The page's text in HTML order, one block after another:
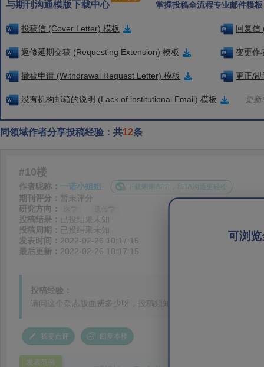
与期刊沟通模版下载中心 掌握投稿全流程专业邮件模
投稿信 (Cover Letter) 模板 回复信
返修延期交稿 (Requesting Extension) 模板 变更作
撤稿申请 (Withdrawal Request Letter) 模板 更正/
没有机构邮箱的说明 (Lack of institutional Email) 模板 更
同领域作者分享投稿经验：共12条
可浏
#10楼
作者昵称： 一诺小姐姐 下载蝌蝌APP，和TA沟通更轻松
期刊评分： 暂未评分
研究方向：
投稿结果： 已投结果未知
投稿周期： 已投结果未知
发表时间： 2022-02-26 10:17:15
最后更新： 2022-02-26 10:17:15
投稿经验：
请问这个杂志版面费多少呀，投稿须知里没找到
我要点评 回复本楼
发表范例